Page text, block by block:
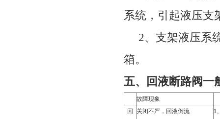
系统，引起液压支
2、支架液压系
箱。
五、回液断路阀一
故障现象
回
关闭不严，回液倒流 1